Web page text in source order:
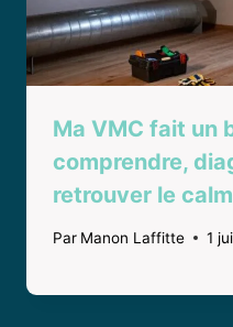
Ma VMC fait un
comprendre,
retrouver le
Par Manon Laffitte 1